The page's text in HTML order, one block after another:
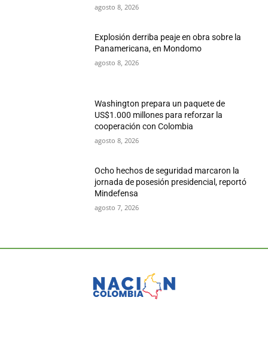
agosto 8, 2026
Explosión derriba peaje en obra sobre la
Panamericana, en Mondomo
agosto 8, 2026
Washington prepara un paquete de
US$1.000 millones para reforzar la
cooperación con Colombia
agosto 8, 2026
Ocho hechos de seguridad marcaron la
jornada de posesión presidencial, reportó
Mindefensa
agosto 7, 2026